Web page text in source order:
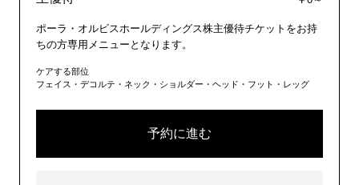
ポーラ・オルビスホールディングス株主優待チケットをお持
ちの方専用メニューとなります。
ケアする部位
フェイス・デコルテ・ネック・ショルダー・ヘッド・フット・レッグ
予約に進む